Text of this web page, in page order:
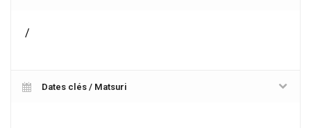
/
Dates clés / Matsuri